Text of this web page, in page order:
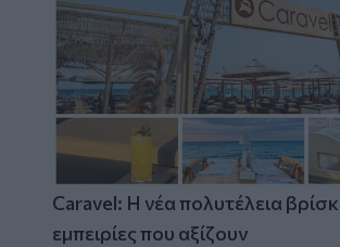
Caravel: Η νέα πολυτέλεια
εμπειρίες που αξίζουν